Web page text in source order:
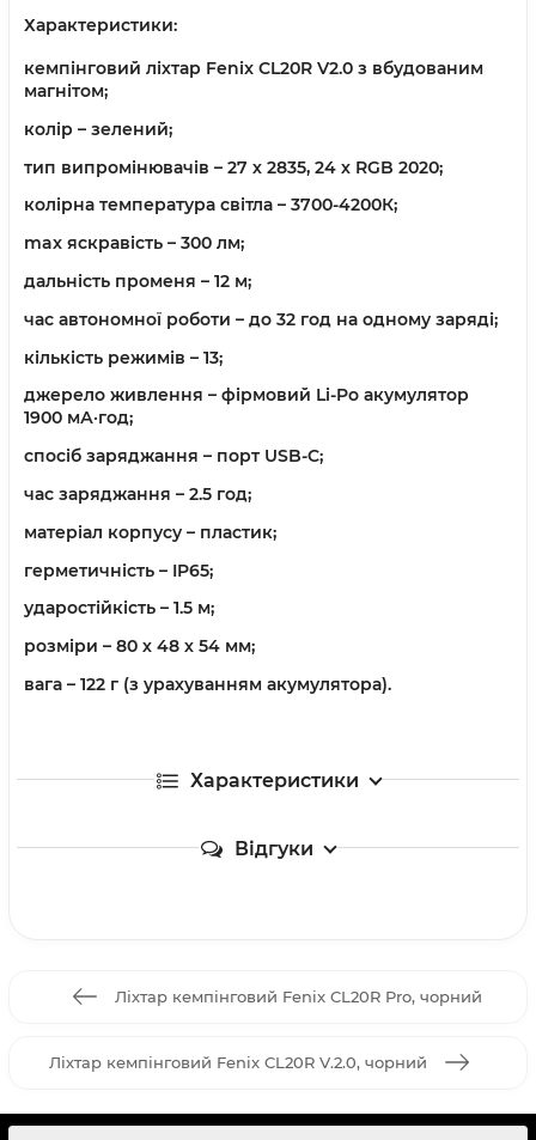
Характеристики:
кемпінговий ліхтар Fenix CL20R V2.0 з вбудованим
магнітом;
колір – зелений;
тип випромінювачів – 27 х 2835, 24 х RGB 2020;
колірна температура світла – 3700-4200К;
max яскравість – 300 лм;
дальність променя – 12 м;
час автономної роботи – до 32 год на одному заряді;
кількість режимів – 13;
джерело живлення – фірмовий Li-Po акумулятор
1900 мА·год;
спосіб заряджання – порт USB-C;
час заряджання – 2.5 год;
матеріал корпусу – пластик;
герметичність – IP65;
ударостійкість – 1.5 м;
розміри – 80 х 48 х 54 мм;
вага – 122 г (з урахуванням акумулятора).
Характеристики
Відгуки
Ліхтар кемпінговий Fenix CL20R Pro, чорний
Ліхтар кемпінговий Fenix CL20R V.2.0, чорний